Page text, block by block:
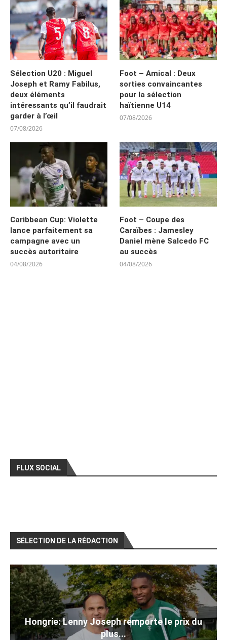
Sélection U20 : Miguel
Joseph et Ramy Fabilus,
deux éléments
intéressants qu’il faudrait
garder à l’œil
07/08/2026
Foot – Amical : Deux
sorties convaincantes
pour la sélection
haïtienne U14
07/08/2026
Caribbean Cup: Violette
lance parfaitement sa
campagne avec un
succès autoritaire
04/08/2026
Foot – Coupe des
Caraïbes : Jamesley
Daniel mène Salcedo FC
au succès
04/08/2026
FLUX SOCIAL
SÉLECTION DE LA RÉDACTION
Hongrie: Lenny Joseph remporte le prix du
plus...